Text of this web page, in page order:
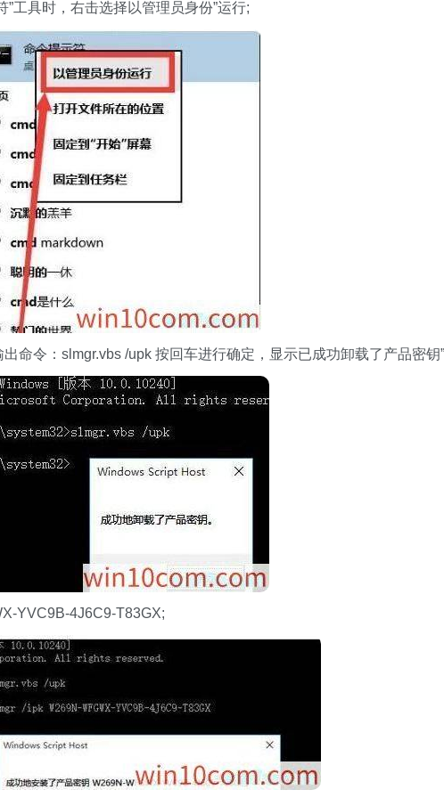
工具时，右击选择以管理员身份”运行;
命令：slmgr.vbs /upk 按回车进行确定，显示已成功卸载了产品密钥”
YVC9B-4J6C9-T83GX;